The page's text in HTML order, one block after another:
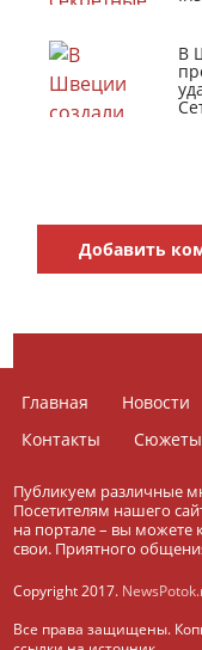
В
Добавить
Главная Новости
Контакты
Сюжеты
Публикуем различные
Посетителям нашего
на портале – вы можете
свои. Приятного
Copyright 2017.
Все права защищены.